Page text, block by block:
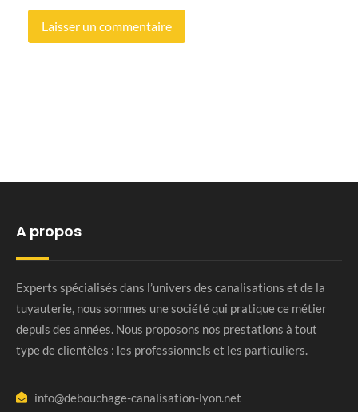
A propos
Experts spécialisés dans l’univers des canalisations et de la
tuyauterie, nous sommes une société qui pratique ce métier
depuis des années. Nous proposons nos prestations à tout
type de clientèles : les professionnels et les particuliers.
info@debouchage-canalisation-lyon.net